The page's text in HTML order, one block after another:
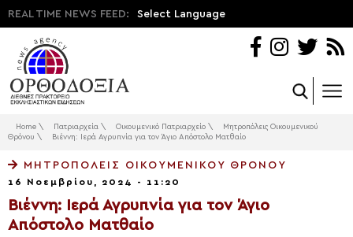
REAL TIME NEWS FEED: Select Language
Home \ Πατριαρχεία \ Οικουμενικό Πατριαρχείο \
Μητροπόλεις Οικουμενικού
Θρόνου \ Βιέννη: Ιερά Αγρυπνία για τον Άγιο Απόστολο Ματθαίο
ΜΗΤΡΟΠΌΛΕΙΣ ΟΙΚΟΥΜΕΝΙΚΟΎ ΘΡΌΝΟΥ
16 Νοεμβρίου, 2024 - 11:20
Βιέννη: Ιερά Αγρυπνία για τον Άγιο
Απόστολο Ματθαίο